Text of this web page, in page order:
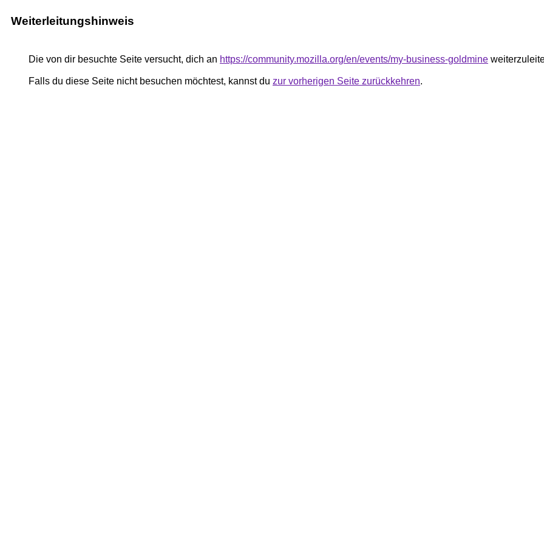
Weiterleitungshinweis
Die von dir besuchte Seite versucht, dich an https://community.mozilla.org/en/events/my-business-goldmine
Falls du diese Seite nicht besuchen möchtest, kannst du zur vorherigen Seite zurückkehren.